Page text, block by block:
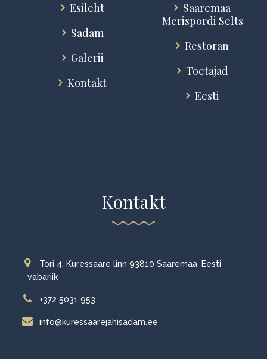
Esileht
Sadam
Galerii
Kontakt
Saaremaa
Merispordi Selts
Restoran
Toetajad
Eesti
Kontakt
Tori 4, Kuressaare linn 93810 Saaremaa, Eesti
vabariik
+372 5031 953
info@kuressaarejahisadam.ee